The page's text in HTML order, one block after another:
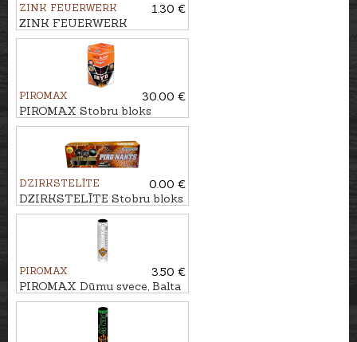
ZINK FEUERWERK
1.30 €
ZINK FEUERWERK
Signālraķete ANGLE EYES,
PIROMAX
30.00 €
PIROMAX Stobru bloks
IRYD, 19 - ŠĀV.
DZIRKSTELĪTE
0.00 €
DZIRKSTELĪTE Stobru bloks
PIRO NAKTS, 101 - ŠĀV.
PIROMAX
3.50 €
PIROMAX Dūmu svece, Balta
PXM30